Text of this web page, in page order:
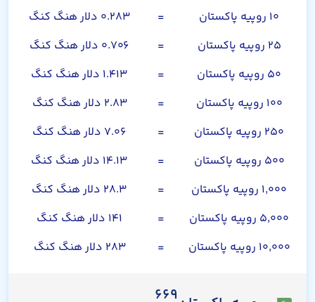
۱۰ روپیه پاکستان
=
۰.۲۸۳ دلار هنگ کنگ
۲۵ روپیه پاکستان
=
۰.۷۰۶ دلار هنگ کنگ
۵۰ روپیه پاکستان
=
۱.۴۱۳ دلار هنگ کنگ
۱۰۰ روپیه پاکستان
=
۲.۸۳ دلار هنگ کنگ
۲۵۰ روپیه پاکستان
=
۷.۰۶ دلار هنگ کنگ
۵۰۰ روپیه پاکستان
=
۱۴.۱۳ دلار هنگ کنگ
۱,۰۰۰ روپیه پاکستان
=
۲۸.۳ دلار هنگ کنگ
۵,۰۰۰ روپیه پاکستان
=
۱۴۱ دلار هنگ کنگ
۱۰,۰۰۰ روپیه پاکستان
= ۲۸۳ دلار هنگ کنگ
۶۶۹